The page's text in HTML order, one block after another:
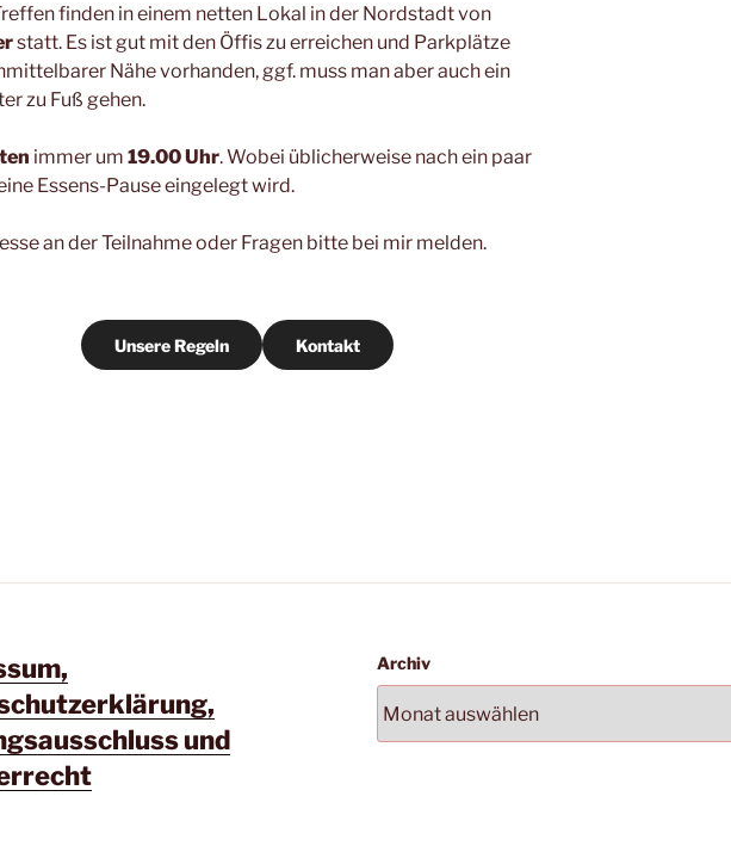
finden in einem netten Lokal in der Nordstadt von
statt. Es ist gut mit den Öffis zu erreichen und Parkplätze
Nähe vorhanden, ggf. muss man aber auch ein
zu Fuß gehen.
immer um 19.00 Uhr. Wobei üblicherweise nach ein paar
Essens-Pause eingelegt wird.
an der Teilnahme oder Fragen bitte bei mir melden.
Unsere Regeln Kontakt
und
Archiv